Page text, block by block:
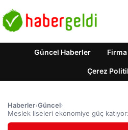
Güncel Haberler
Çerez
Haberler›Güncel›
Meslek liseleri ekonomiye güç